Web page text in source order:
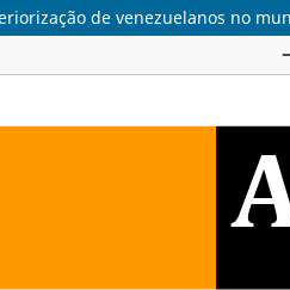
de venezuelanos no